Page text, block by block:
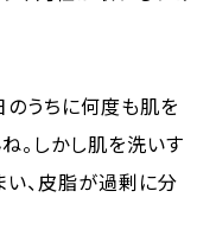
のうちに何度も肌を
。しかし肌を洗いす
、皮脂が過剰に分